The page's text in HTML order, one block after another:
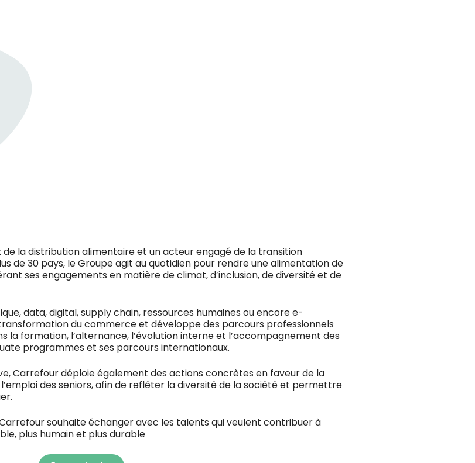
de la distribution alimentaire et un acteur engagé de la transition
de 30 pays, le Groupe agit au quotidien pour rendre une alimentation de
ses engagements en matière de climat, d’inclusion, de diversité et de
data, digital, supply chain, ressources humaines ou encore e-
du commerce et développe des parcours professionnels
la formation, l’alternance, l’évolution interne et l’accompagnement des
programmes et ses parcours internationaux.
Carrefour déploie également des actions concrètes en faveur de la
des seniors, afin de refléter la diversité de la société et permettre
souhaite échanger avec les talents qui veulent contribuer à
plus humain et plus durable